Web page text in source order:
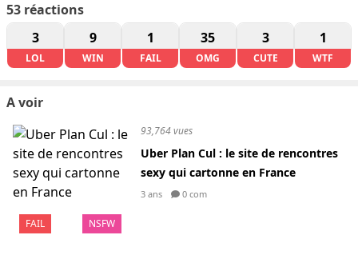
53 réactions
3
LOL
9
WIN
1
FAIL
35
OMG
3
CUTE
1
WTF
A voir
FAIL NSFW
93,764 vues
Uber Plan Cul : le site de rencontres
sexy qui cartonne en France
3 ans 0 com